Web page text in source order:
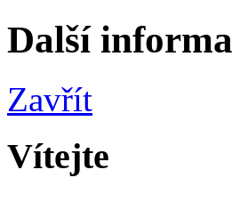
Další
Zavřít
Vítejte